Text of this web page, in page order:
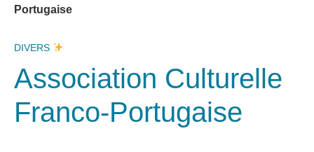
Portugaise
DIVERS
Association Culturelle
Franco-Portugaise